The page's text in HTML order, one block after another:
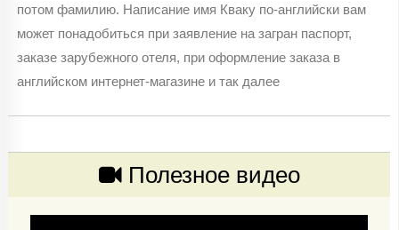
потом фамилию. Написание имя Кваку по-английски вам
может понадобиться при заявление на загран паспорт,
заказе зарубежного отеля, при оформление заказа в
английском интернет-магазине и так далее
Полезное видео